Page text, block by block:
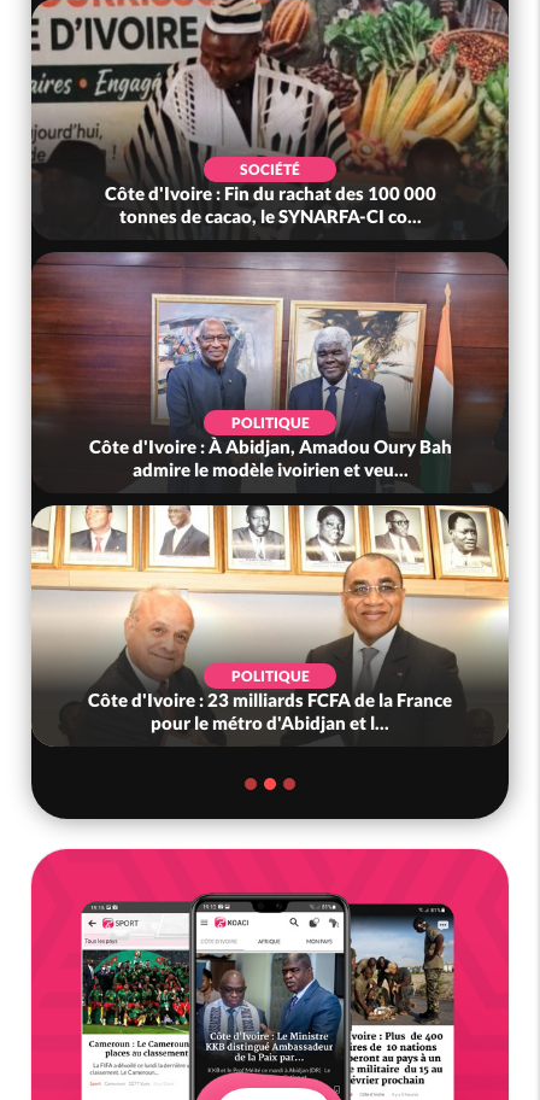
SOCIÉTÉ
Côte d'Ivoire : Fin du rachat des 100 000
tonnes de cacao, le SYNARFA-CI co...
POLITIQUE
Côte d'Ivoire : À Abidjan, Amadou Oury Bah
admire le modèle ivoirien et veu...
POLITIQUE
Côte d'Ivoire : 23 milliards FCFA de la France
pour le métro d'Abidjan et l...